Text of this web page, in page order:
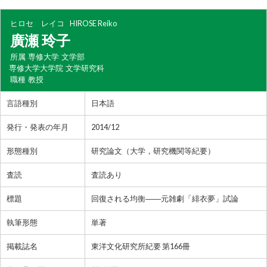
ヒロセ レイコ HIROSE Reiko
廣瀬 玲子
所属 専修大学 文学部
専修大学大学院 文学研究科
職種 教授
言語種別 日本語
発行・発表の年月 2014/12
形態種別 研究論文（大学，研究機関等紀要）
査読 査読あり
標題 回復される均衡――元雑劇「緋衣夢」試論
執筆形態 単著
掲載誌名 東洋文化研究所紀要 第166冊